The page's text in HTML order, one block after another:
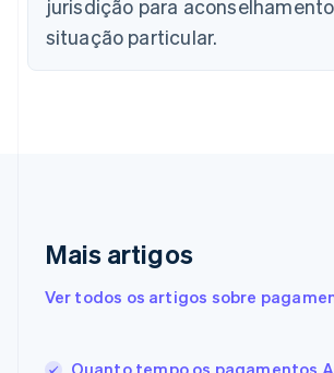
jurisdição para
situação particular.
Mais artigos
Ver todos os artigos sobre
Canadá
EnglishFrançais
English
Eslováquia
English